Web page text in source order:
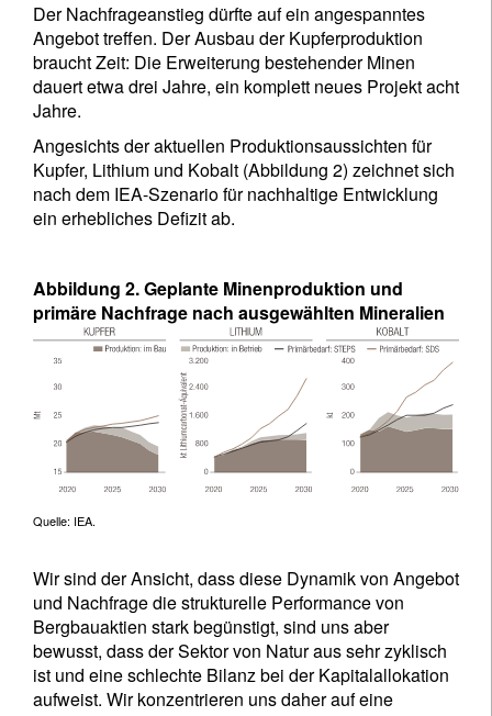
Der Nachfrageanstieg dürfte auf ein angespanntes
Angebot treffen. Der Ausbau der Kupferproduktion
braucht Zeit: Die Erweiterung bestehender Minen
dauert etwa drei Jahre, ein komplett neues Projekt acht
Jahre.
Angesichts der aktuellen Produktionsaussichten für
Kupfer, Lithium und Kobalt (Abbildung 2) zeichnet sich
nach dem IEA-Szenario für nachhaltige Entwicklung
ein erhebliches Defizit ab.
Abbildung 2. Geplante Minenproduktion und
primäre Nachfrage nach ausgewählten Mineralien
Quelle: IEA.
Wir sind der Ansicht, dass diese Dynamik von Angebot
und Nachfrage die strukturelle Performance von
Bergbauaktien stark begünstigt, sind uns aber
bewusst, dass der Sektor von Natur aus sehr zyklisch
ist und eine schlechte Bilanz bei der Kapitalallokation
aufweist. Wir konzentrieren uns daher auf eine